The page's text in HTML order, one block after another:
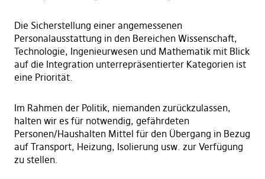
Die Sicherstellung einer angemessenen
Personalausstattung in den Bereichen Wissenschaft,
Technologie, Ingenieurwesen und Mathematik mit Blick
auf die Integration unterrepräsentierter Kategorien ist
eine Priorität.
Im Rahmen der Politik, niemanden zurückzulassen,
halten wir es für notwendig, gefährdeten
Personen/Haushalten Mittel für den Übergang in Bezug
auf Transport, Heizung, Isolierung usw. zur Verfügung
zu stellen.